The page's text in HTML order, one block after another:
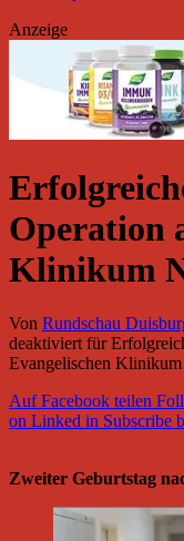
Anzeige
Operation
Klinikum
Von Rundschau
deaktiviertfür
Evangelischen
Auf Facebook teilen
on Linked in Subscribe
Zweiter Geburtstag